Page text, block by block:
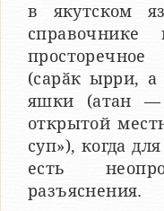
в якутском
справочнике
(сарӑк ырри, а
яшки (атан —
открытой
суп»), когда
есть
разъяснения.